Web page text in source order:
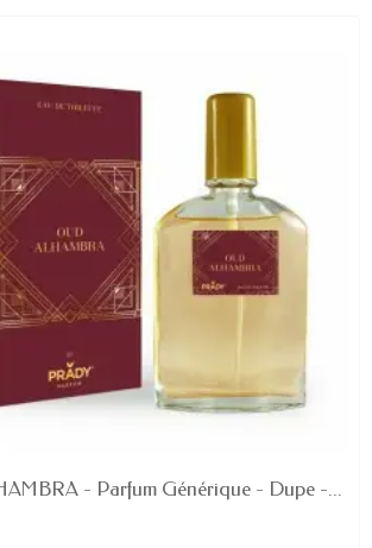
EN STOCK
- Parfum Générique - Dupe -...